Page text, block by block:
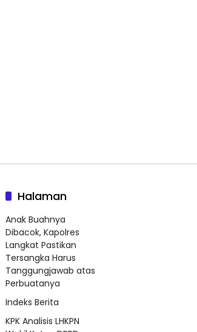
Halaman
Anak Buahnya
Dibacok, Kapolres
Langkat Pastikan
Tersangka Harus
Tanggungjawab atas
Perbuatanya
Indeks Berita
KPK Analisis LHKPN